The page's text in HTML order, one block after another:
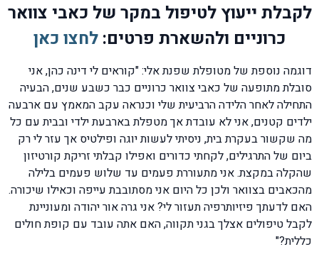
לקבלת ייעוץ לטיפול במקר של כאבי צוואר
כרוניים ולהשארת פרטים: לחצו כאן
דוגמה נוספת של מטופלת שפנת אלי: "קוראים לי דינה כהן, אני
סובלת מתופעה של כאבי צוואר כרוניים כבר כשבע שנים, הבעיה
התחילה לאחר הלידה הרביעית שלי וכנראה עקב המאמץ עם ארבעה
ילדים קטנים, אני לא עובדת אך מטפלת בארבעת ילדי ובבית עם כל
מה שקשור בעקרת בית, ניסיתי לעשות יוגה ופילטיס אך עזר לי רק
ביום של התרגילים, לקחתי כדורים ואפילו קבלתי זריקת קורטיזון
שהקלה במקצת. אני מתעוררת פעמים עד שלוש פעמים בלילה
מהכאבים בצוואר ולכן כל היום אני מסתובבת עייפה וכאילו שיכורה.
האם לדעתך פיזיותרפיה תעזור לי? אני גרה אור יהודה ומעוניינת
לקבל טיפולים אצלך בגני תקווה, האם אתה עובד עם קופת חולים
כללית?"